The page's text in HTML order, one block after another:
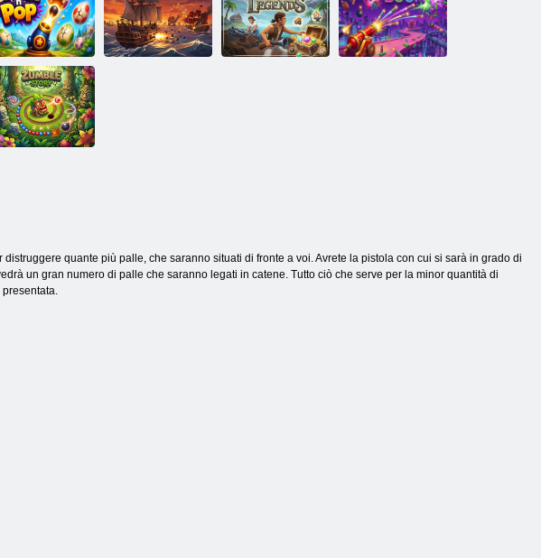
Esplosione di
cannone Pop
Frenzy
Lanciatore
Ragdoll
Crack e Pop
quante più palle, che saranno situati di fronte a voi. Avrete la pistola con cui si sarà in grado di
un gran numero di palle che saranno legati in catene. Tutto ciò che serve per la minor quantità di